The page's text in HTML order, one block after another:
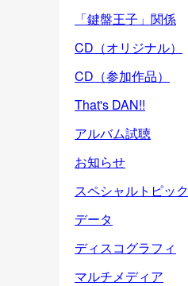
「鍵盤王子」関係
CD（オリジナル）
CD（参加作品）
That's DAN!!
アルバム試聴
お知らせ
スペシャルトピック
データ
ディスコグラフィ
マルチメディア